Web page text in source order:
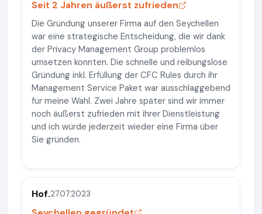
Seit 2 Jahren äußerst zufrieden
Die Gründung unserer Firma auf den Seychellen
war eine strategische Entscheidung, die wir dank
der Privacy Management Group problemlos
umsetzen konnten. Die schnelle und reibungslose
Gründung inkl. Erfüllung der CFC Rules durch ihr
Management Service Paket war ausschlaggebend
für meine Wahl. Zwei Jahre später sind wir immer
noch äußerst zufrieden mit ihrer Dienstleistung
und ich würde jederzeit wieder eine Firma über
Sie gründen.
Hof.27.07.2023